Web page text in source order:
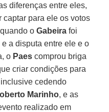
diferenças entre eles,
captar para ele os votos
quando oGabeira foi
a disputa entre ele e o
o Paes comprou briga
criar condições para
cedendo
Marinho, e as
realizado em